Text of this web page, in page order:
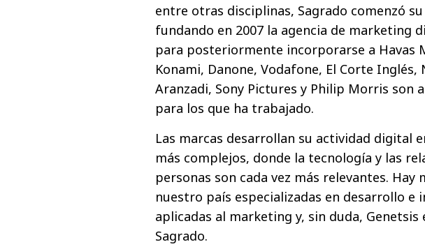
entre otras disciplinas, Sagrado comenzó
fundando en 2007 la agencia de marketing
para posteriormente incorporarse a Havas
Konami, Danone, Vodafone, El Corte Inglés,
Aranzadi, Sony Pictures y Philip Morris son
para los que ha trabajado.
Las marcas desarrollan su actividad digital
más complejos, donde la tecnología y las
personas son cada vez más relevantes. Hay
nuestro país especializadas en desarrollo e
aplicadas al marketing y, sin duda, Genetsis
Sagrado.